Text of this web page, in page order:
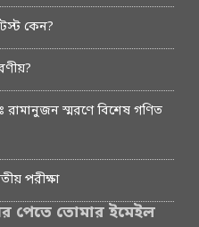
কেন?
রামানুজন স্মরণে বিশেষ গণিত
পরীক্ষা
পেতে তোমার ইমেইল